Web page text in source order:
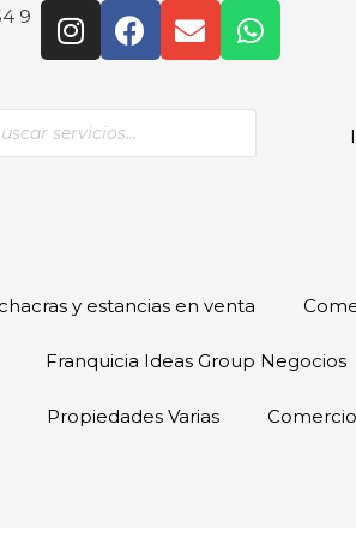
9
y estancias en venta
Franquicia Ideas Group Negocios
Propiedades Varias